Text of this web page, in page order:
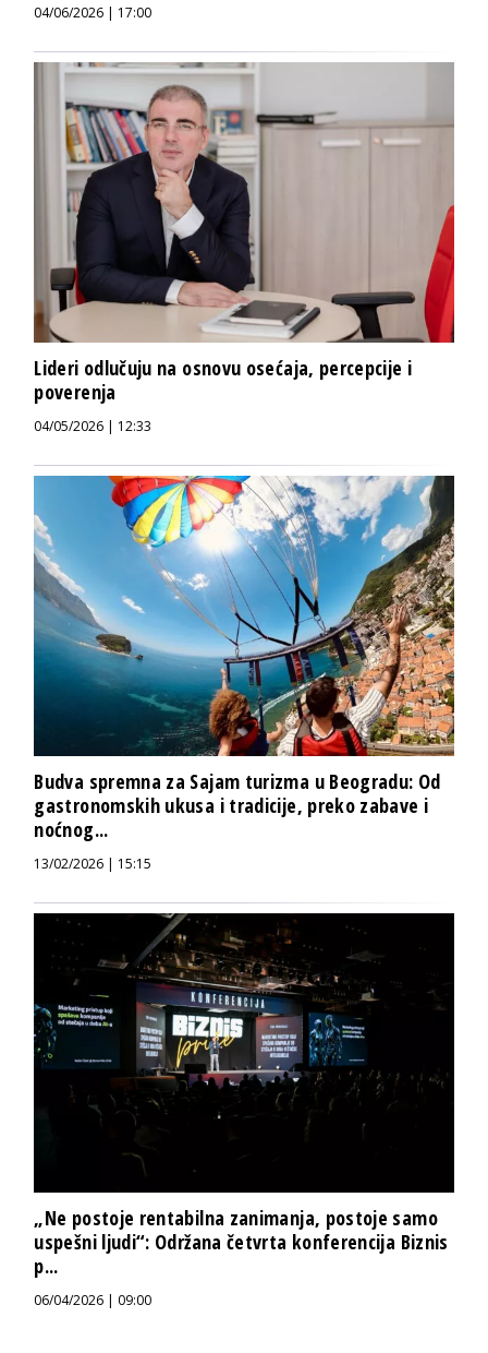
04/06/2026 | 17:00
Lideri odlučuju na osnovu osećaja, percepcije i
poverenja
04/05/2026 | 12:33
Budva spremna za Sajam turizma u Beogradu: Od
gastronomskih ukusa i tradicije, preko zabave i
noćnog...
13/02/2026 | 15:15
„Ne postoje rentabilna zanimanja, postoje samo
uspešni ljudi“: Održana četvrta konferencija Biznis
p...
06/04/2026 | 09:00